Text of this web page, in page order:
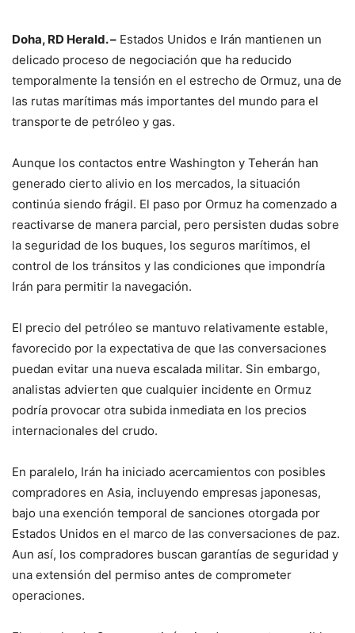
Doha, RD Herald. – Estados Unidos e Irán mantienen un
delicado proceso de negociación que ha reducido
temporalmente la tensión en el estrecho de Ormuz, una de
las rutas marítimas más importantes del mundo para el
transporte de petróleo y gas.
Aunque los contactos entre Washington y Teherán han
generado cierto alivio en los mercados, la situación
continúa siendo frágil. El paso por Ormuz ha comenzado a
reactivarse de manera parcial, pero persisten dudas sobre
la seguridad de los buques, los seguros marítimos, el
control de los tránsitos y las condiciones que impondría
Irán para permitir la navegación.
El precio del petróleo se mantuvo relativamente estable,
favorecido por la expectativa de que las conversaciones
puedan evitar una nueva escalada militar. Sin embargo,
analistas advierten que cualquier incidente en Ormuz
podría provocar otra subida inmediata en los precios
internacionales del crudo.
En paralelo, Irán ha iniciado acercamientos con posibles
compradores en Asia, incluyendo empresas japonesas,
bajo una exención temporal de sanciones otorgada por
Estados Unidos en el marco de las conversaciones de paz.
Aun así, los compradores buscan garantías de seguridad y
una extensión del permiso antes de comprometer
operaciones.